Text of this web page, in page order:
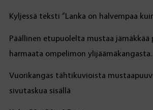
Kyljessä teksti “Lanka on halvempaa
Päällinen etupuolelta mustaa jämäkkää
harmaata ompelimon ylijäämäkangasta.
Vuorikangas tähtikuvioista
sivutaskua sisällä